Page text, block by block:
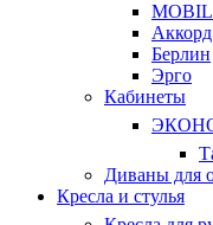
Аккорд
Берлин
Эрго
Кабинеты
Диваны для
Кресла и стулья